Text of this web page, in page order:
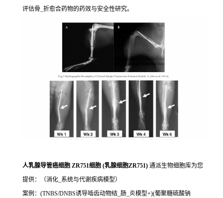
评估骨_折愈合药物的药效与安全性研究。
人乳腺导管癌细胞 ZR751细胞 (乳腺细胞ZR751) 通派生物细胞库为您
提供：（消化_系统与代谢疾病模型）
案例：(TNBS/DNBS诱导啮齿动物结_肠_炎模型+)(葡聚糖硫酸钠